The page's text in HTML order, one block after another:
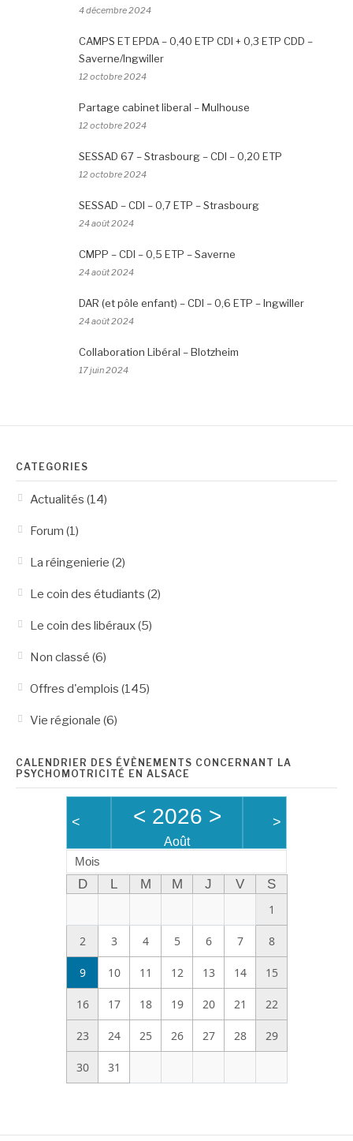
4 décembre 2024
CAMPS ET EPDA – 0,40 ETP CDI + 0,3 ETP CDD –
Saverne/Ingwiller
12 octobre 2024
Partage cabinet liberal – Mulhouse
12 octobre 2024
SESSAD 67 – Strasbourg – CDI – 0,20 ETP
12 octobre 2024
SESSAD – CDI – 0,7 ETP – Strasbourg
24 août 2024
CMPP – CDI – 0,5 ETP – Saverne
24 août 2024
DAR (et pôle enfant) – CDI – 0,6 ETP – Ingwiller
24 août 2024
Collaboration Libéral – Blotzheim
17 juin 2024
CATÉGORIES
Actualités (14)
Forum (1)
La réingenierie (2)
Le coin des étudiants (2)
Le coin des libéraux(5)
Non classé (6)
Offres d'emplois (145)
Vie régionale (6)
CALENDRIER DES ÉVÈNEMENTS CONCERNANT LA
PSYCHOMOTRICITÉ EN ALSACE
< < 2026 >
Août
>
Mois
D L M M J V
S
1
2 3 4 5 6 7 8
9 10 11 12 13 14 15
16 17 18 19 20 21 22
23 24 25 26 27 28 29
30 31